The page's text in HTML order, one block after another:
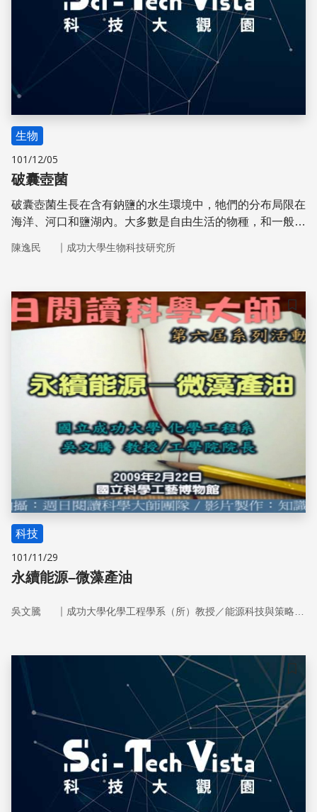
生物
101/12/05
破囊壺菌
破囊壺菌生長在含有鈉鹽的水生環境中，牠們的分布局限在
海洋、河口和鹽湖內。大多數是自由生活的物種，和一般的
洋生態系中重要的分解者之一。在純人工的條件下，大量培
物質。
陳逸民 ｜ 成功大學生物科技研究所
儲存
科技
101/11/29
永續能源–微藻產油
吳文騰 ｜
儲存